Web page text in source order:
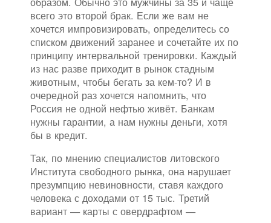
всего это второй брак. Если же вам не
хочется импровизировать, определитесь со
списком движений заранее и сочетайте их по
принципу интервальной тренировки. Каждый
из нас разве приходит в рынок стадным
животным, чтобы бегать за кем-то? И в
очередной раз хочется напомнить, что
Россия не одной нефтью живёт. Банкам
нужны гарантии, а нам нужны деньги, хотя
бы в кредит.
Так, по мнению специалистов литовского
Института свободного рынка, она нарушает
презумпцию невиновности, ставя каждого
человека с доходами от 15 тыс. Третий
вариант — карты с овердрафтом —